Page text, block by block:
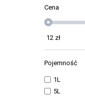
Cena
12 zł
Pojemność
1L
5L